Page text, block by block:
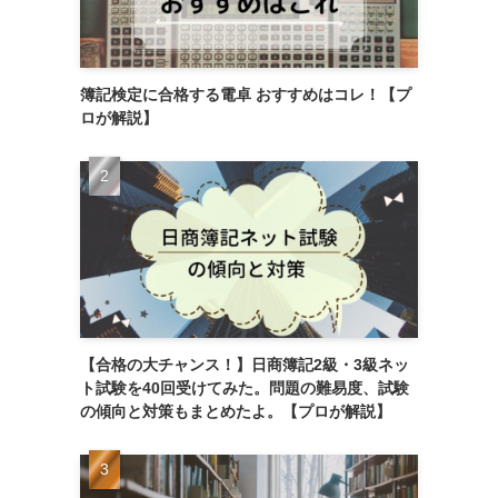
簿記検定に合格する電卓 おすすめはコレ！【プ
ロが解説】
【合格の大チャンス！】日商簿記2級・3級ネッ
ト試験を40回受けてみた。問題の難易度、試験
の傾向と対策もまとめたよ。【プロが解説】